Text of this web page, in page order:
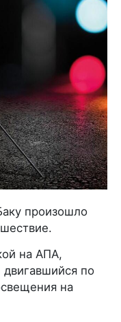
произошло
на АПА,
по
на